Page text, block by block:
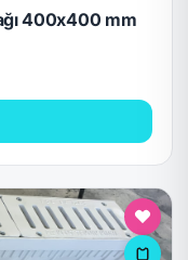
400x400 mm